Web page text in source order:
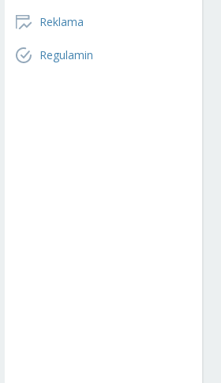
Reklama
Regulamin